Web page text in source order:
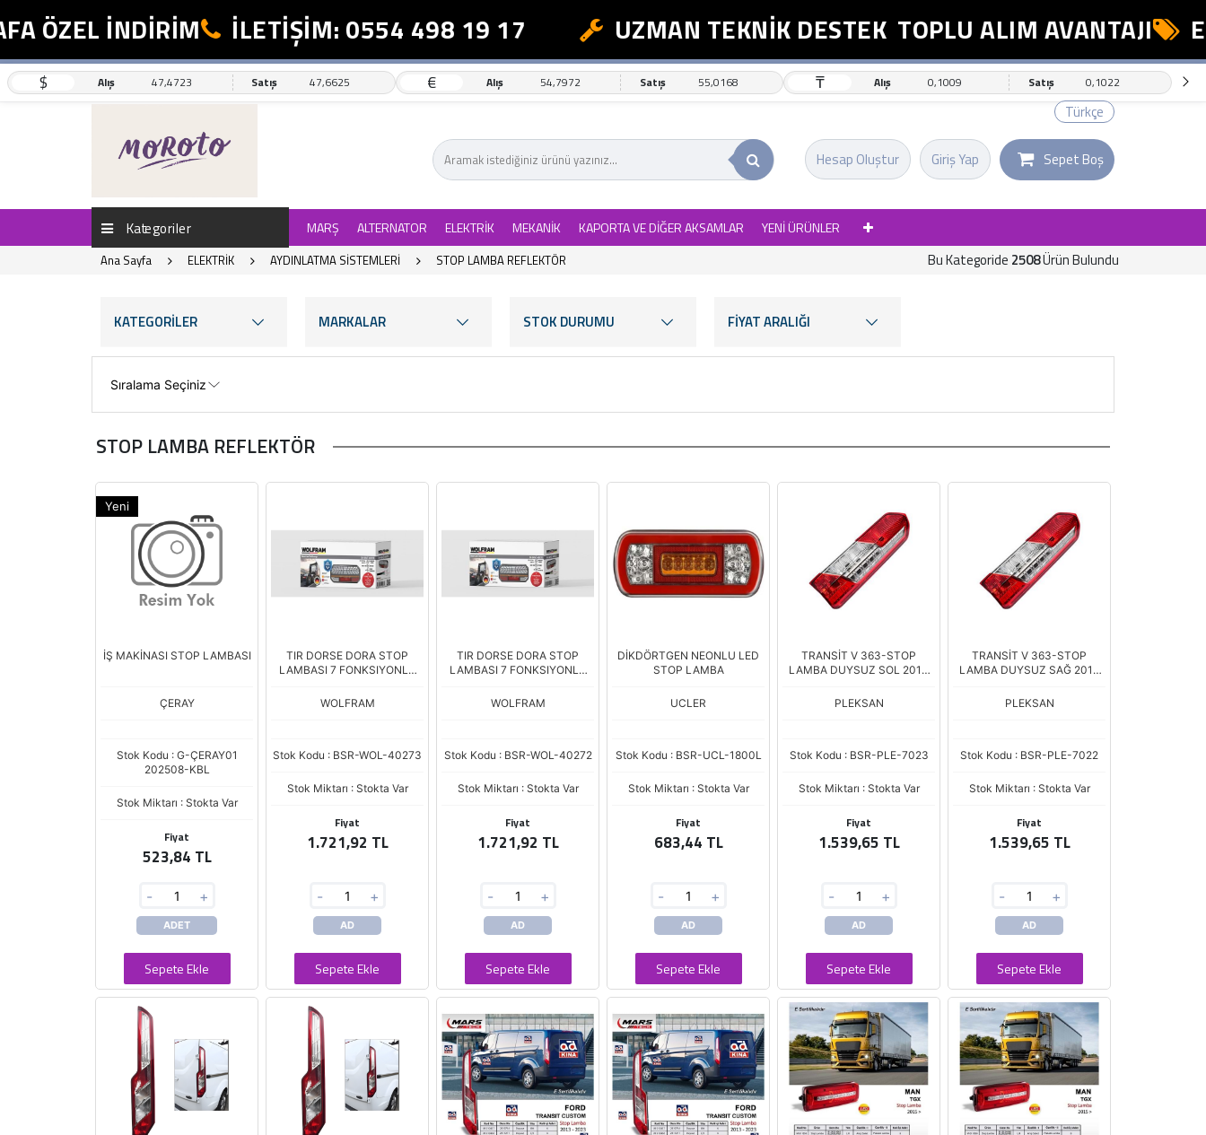
İNDİRİM İLETİŞİM: 0554 498 19 17 UZMAN TEKNİK DESTEK TOPLU ALIM AVANTAJI
$ Alış 47,4723 Satış 47,6625 € Alış 54,7972 Satış 55,0168 ₸ Alış 0,1009 Satış 0,1022
Türkçe
Giriş Yap
Hesap Oluştur Sepet Boş
Kategoriler MARŞ ALTERNATOR ELEKTRİK MEKANİK KAPORTA VE DİĞER AKSAMLAR YENİ ÜRÜNLER
Ana Sayfa ELEKTRİK AYDINLATMA SİSTEMLERİ STOP LAMBA REFLEKTÖR Bu Kategoride 2508Ürün Bulundu
KATEGORİLER MARKALAR STOK DURUMU FİYAT ARALIĞI
STOP LAMBA REFLEKTÖR
Yeni
İŞ MAKİNASI STOP LAMBASI
ÇERAY
Stok Kodu : G-ÇERAY01
202508-KBL
Stok Miktarı : Stokta Var
Fiyat
523,84 TL
- +
ADET
Sepete Ekle
TIR DORSE DORA STOP
LAMBASI 7 FONKSIYONLU
WOLFRAM
Stok Kodu : BSR-WOL-40273
Stok Miktarı : Stokta Var
Fiyat
1.721,92 TL
- +
AD
Sepete Ekle
TIR DORSE DORA STOP
LAMBASI 7 FONKSIYONLU
WOLFRAM
Stok Kodu : BSR-WOL-40272
Stok Miktarı : Stokta Var
Fiyat
1.721,92 TL
- +
AD
Sepete Ekle
DİKDÖRTGEN NEONLU LED
STOP LAMBA
UCLER
Stok Kodu : BSR-UCL-1800L
Stok Miktarı : Stokta Var
Fiyat
683,44 TL
- +
AD
Sepete Ekle
TRANSİT V 363-STOP
LAMBA DUYSUZ SOL 2014
PLEKSAN
Stok Kodu : BSR-PLE-7023
Stok Miktarı : Stokta Var
Fiyat
1.539,65 TL
- +
AD
Sepete Ekle
TRANSİT V 363-STOP
LAMBA DUYSUZ SAĞ 2014
PLEKSAN
Stok Kodu : BSR-PLE-7022
Stok Miktarı : Stokta Var
Fiyat
1.539,65 TL
- +
AD
Sepete Ekle